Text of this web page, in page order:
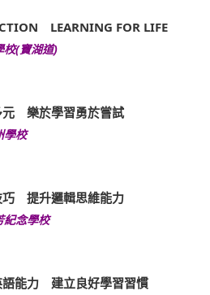
LEARNING FOR LIFE
校(寶湖道)
元 樂於學習勇於嘗試
學校
巧 提升邏輯思維能力
紀念學校
語能力 建立良好學習習慣